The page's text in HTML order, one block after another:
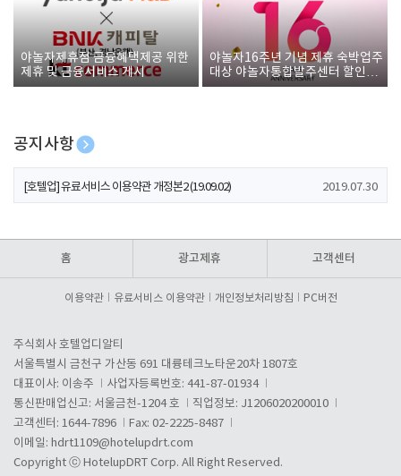
야놀자제휴점 금융혜택제공 위한
제휴 및 금융서비스 게시
야놀자16주년 기념 제휴 숙박업주
대상 야놀자통합발주센터 할인쿠
폰 증정
공지사항
[호텔업] 개인정보 처리방침 개정본1 (19.09.02)
[호텔업] 유료서비스 이용약관 개정본2 (19.09.02) 2019.07.30
홈 광고제휴 고객센터
이용약관 유료서비스 이용약관 개인정보처리방침 PC버전
주식회사 호텔업디알티
서울특별시 금천구 가산동 691 대륭테크노타운20차 1807호
대표이사: 이송주
사업자등록번호: 441-87-01934
통신판매업신고: 서울금천-1204 호
직업정보: J1206020200010
고객센터: 1644-7896
Fax: 02-2225-8487
이메일: hdrt1109@hotelupdrt.com
Copyright ⓒ HotelupDRT Corp. All Right Reserved.